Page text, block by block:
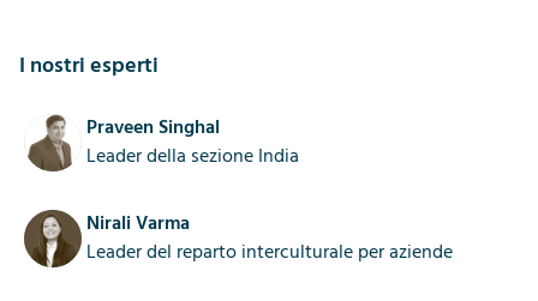
I nostri esperti
Praveen Singhal
Leader della sezione India
Nirali Varma
Leader del reparto interculturale per aziende